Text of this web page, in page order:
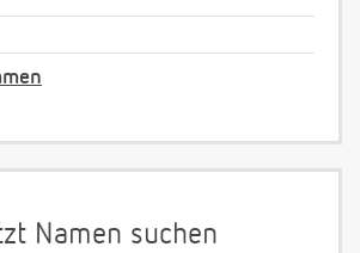
Namen suchen